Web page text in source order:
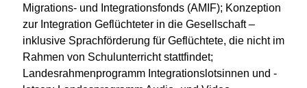
Migrations- und Integrationsfonds (AMIF); Konzeption
zur Integration Geflüchteter in die Gesellschaft –
inklusive Sprachförderung für Geflüchtete, die nicht im
Rahmen von Schulunterricht stattfindet;
Landesrahmenprogramm Integrationslotsinnen und -